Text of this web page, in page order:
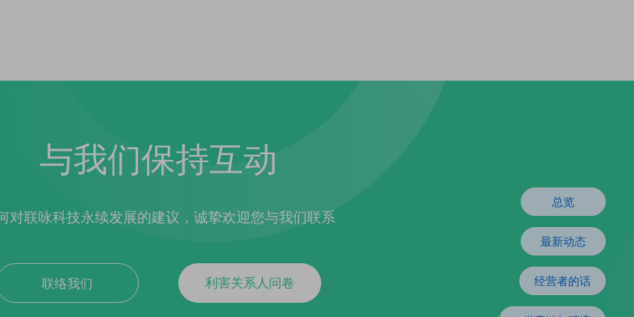
与我们保持互动
对联咏科技永续发展的建议，诚挚欢迎您与我们联系
联络我们 利害关系人问卷
总览
最新动态
经营者的话